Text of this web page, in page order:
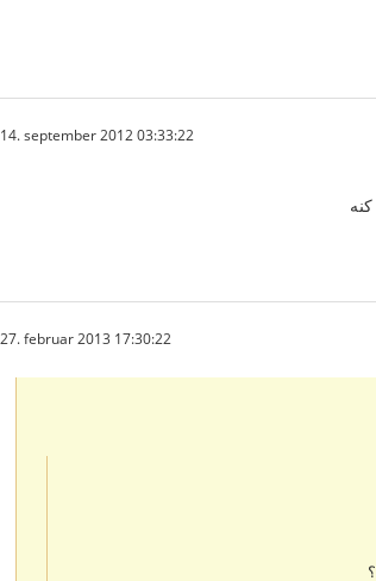
14. september 2012 03:33:22
27. februar 2013 17:30:22